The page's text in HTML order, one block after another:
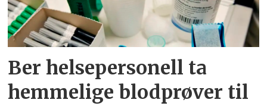
Ber helsepersonell ta
hemmelige blodprøver til